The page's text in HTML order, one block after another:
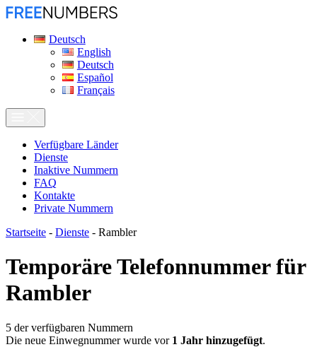
Deutsch
English
Deutsch
Español
Français
Verfügbare Länder
Dienste
Inaktive Nummern
FAQ
Kontakte
Private Nummern
Startseite - Dienste - Rambler
Temporäre Telefonnummer für
Rambler
5 der verfügbaren Nummern
Die neue Einwegnummer wurde vor 1 Jahr hinzugefügt.